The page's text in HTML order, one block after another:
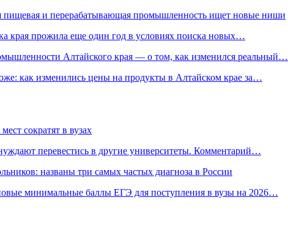
пищевая и перерабатывающая промышленность ищет новые ниши
края прожила еще один год в условиях поиска новых…
Алтайского края — о том, как изменился реальный…
как изменились цены на продукты в Алтайском крае за…
сократят в вузах
перевестись в другие университеты. Комментарий…
названы три самых частых диагноза в России
минимальные баллы ЕГЭ для поступления в вузы на 2026…